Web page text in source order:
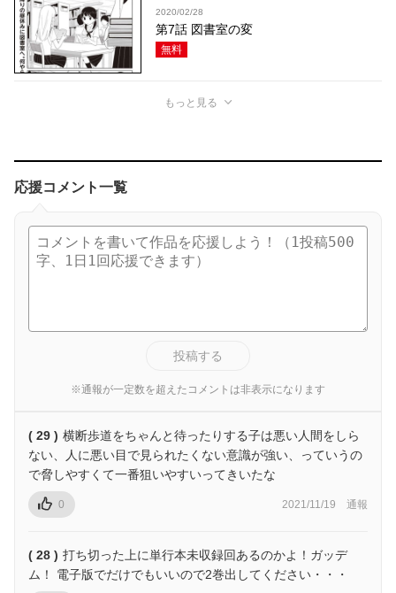
2020/02/28
第7話 図書室の変
無料
もっと見る
応援コメント一覧
投稿する
※通報が一定数を超えたコメントは非表示になります
( 29 ) 横断歩道をちゃんと待ったりする子は悪い人間をしら
ない、人に悪い目で見られたくない意識が強い、っていうの
で脅しやすくて一番狙いやすいってきいたな
0 2021/11/19 通報
( 28 ) 打ち切った上に単行本未収録回あるのかよ！ガッデ
ム！ 電子版でだけでもいいので2巻出してください・・・